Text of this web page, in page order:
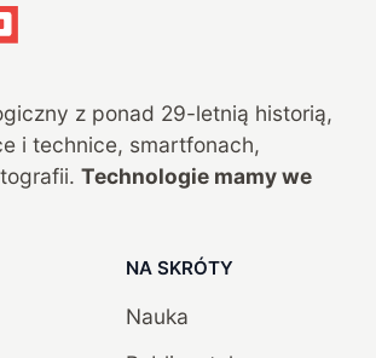
z ponad 29-letnią historią,
i technice, smartfonach,
Technologie mamy we
NA SKRÓTY
Nauka